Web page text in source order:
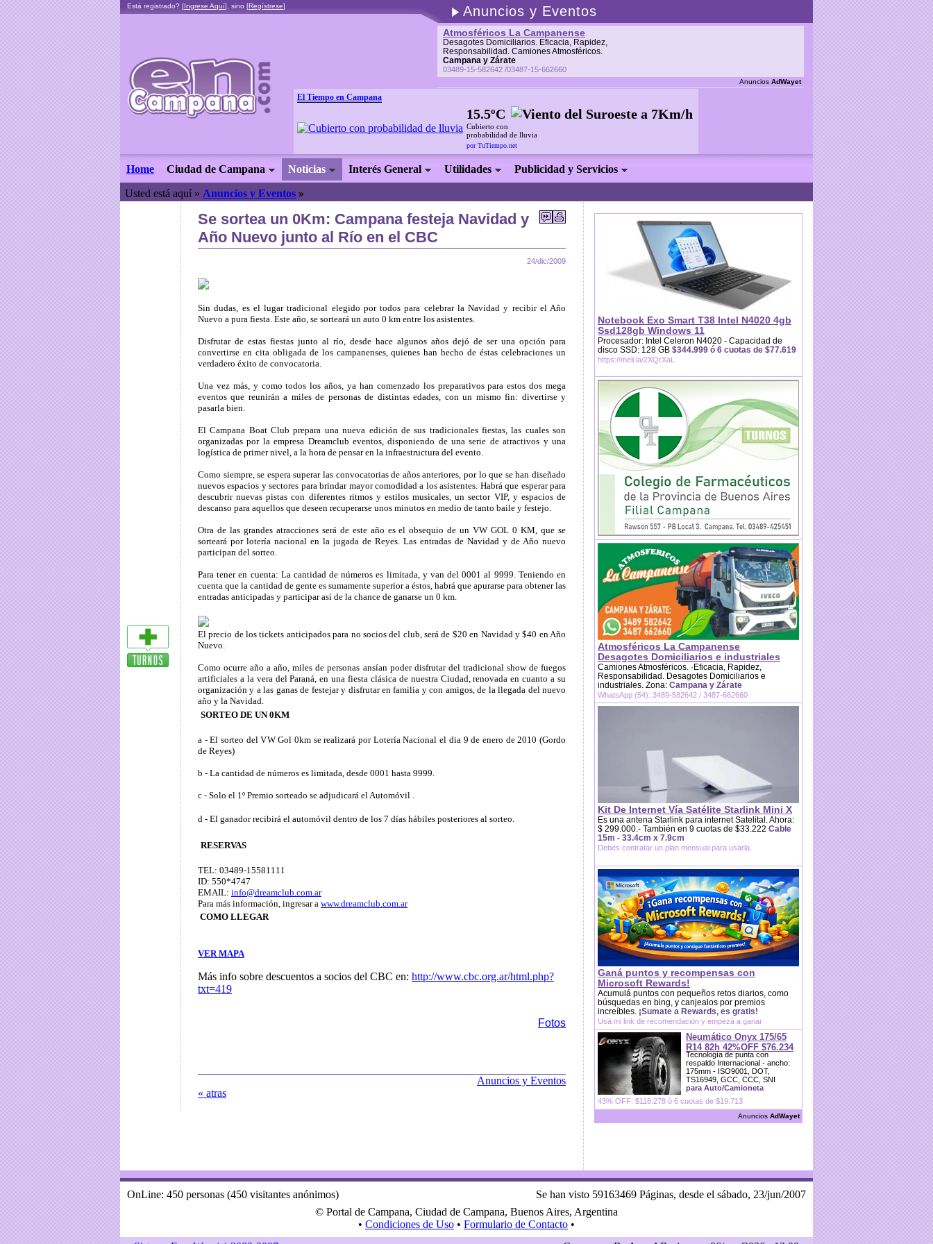
Está registrado? [Ingrese Aquí], sino [Regístrese] Anuncios y Eventos
Atmosféricos La Campanense
Desagotes Domiciliarios. Eficacia, Rapidez,
Responsabilidad. Camiones Atmosféricos.
Campana y Zárate
03489-15-582642 /03487-15-662660
Anuncios AdWayet
El Tiempo en Campana
15.5ºC
Cubierto con
probabilidad de lluvia
por TuTiempo.net
Home Ciudad de Campana Noticias Interés General Utilidades Publicidad y Servicios
Usted está aquí » Anuncios y Eventos »
Se sortea un 0Km: Campana festeja Navidad y
Año Nuevo junto al Río en el CBC
24/dic/2009
Sin dudas, es el lugar tradicional elegido por todos para celebrar la Navidad y recibir el Año
Nuevo a pura fiesta. Este año, se sorteará un auto 0 km entre los asistentes.
Disfrutar de estas fiestas junto al río, desde hace algunos años dejó de ser una opción para
convertirse en cita obligada de los campanenses, quienes han hecho de éstas celebraciones un
verdadero éxito de convocatoria.
Una vez más, y como todos los años, ya han comenzado los preparativos para estos dos mega
eventos que reunirán a miles de personas de distintas edades, con un mismo fin: divertirse y
pasarla bien.
El Campana Boat Club prepara una nueva edición de sus tradicionales fiestas, las cuales son
organizadas por la empresa Dreamclub eventos, disponiendo de una serie de atractivos y una
logística de primer nivel, a la hora de pensar en la infraestructura del evento.
Como siempre, se espera superar las convocatorias de años anteriores, por lo que se han diseñado
nuevos espacios y sectores para brindar mayor comodidad a los asistentes. Habrá que esperar para
descubrir nuevas pistas con diferentes ritmos y estilos musicales, un sector VIP, y espacios de
descanso para aquellos que deseen recuperarse unos minutos en medio de tanto baile y festejo.
Otra de las grandes atracciones será de este año es el obsequio de un VW GOL 0 KM, que se
sorteará por lotería nacional en la jugada de Reyes. Las entradas de Navidad y de Año nuevo
participan del sorteo.
Para tener en cuenta: La cantidad de números es limitada, y van del 0001 al 9999. Teniendo en
cuenta que la cantidad de gente es sumamente superior a éstos, habrá que apurarse para obtener las
entradas anticipadas y participar así de la chance de ganarse un 0 km.
El precio de los tickets anticipados para no socios del club, será de $20 en Navidad y $40 en Año
Nuevo.
Como ocurre año a año, miles de personas ansían poder disfrutar del tradicional show de fuegos
artificiales a la vera del Paraná, en una fiesta clásica de nuestra Ciudad, renovada en cuanto a su
organización y a las ganas de festejar y disfrutar en familia y con amigos, de la llegada del nuevo
año y la Navidad.
SORTEO DE UN 0KM
a - El sorteo del VW Gol 0km se realizará por Lotería Nacional el dia 9 de enero de 2010 (Gordo
de Reyes)
b - La cantidad de números es limitada, desde 0001 hasta 9999.
c - Solo el 1º Premio sorteado se adjudicará el Automóvil .
d - El ganador recibirá el automóvil dentro de los 7 días hábiles posteriores al sorteo.
RESERVAS
TEL: 03489-15581111
ID: 550*4747
EMAIL: info@dreamclub.com.ar
Para más información, ingresar a www.dreamclub.com.ar
COMO LLEGAR
VER MAPA
Más info sobre descuentos a socios del CBC en: http://www.cbc.org.ar/html.php?
txt=419
Fotos
Anuncios y Eventos
« atras
Notebook Exo Smart T38 Intel N4020 4gb
Ssd128gb Windows 11
Procesador: Intel Celeron N4020 - Capacidad de
disco SSD: 128 GB $344.999 ó 6 cuotas de $77.619
https://meli.la/2XQrXaL
Atmosféricos La Campanense
Desagotes Domiciliarios e industriales
Camiones Atmosféricos. ·Eficacia, Rapidez,
Responsabilidad. Desagotes Domiciliarios e
industriales. Zona: Campana y Zárate
WhatsApp (54): 3489-582642 / 3487-662660
Kit De Internet Vía Satélite Starlink Mini X
Es una antena Starlink para internet Satelital. Ahora:
$ 299.000.- También en 9 cuotas de $33.222 Cable
15m - 33.4cm x 7.9cm
Debes contratar un plan mensual para usarla.
Ganá puntos y recompensas con
Microsoft Rewards!
Acumulá puntos con pequeños retos diarios, como
búsquedas en bing, y canjealos por premios
increíbles. ¡Sumate a Rewards, es gratis!
Usá mi link de recomendación y empezá a ganar
Neumático Onyx 175/65
R14 82h 42%OFF $76.234
Tecnología de punta con
respaldo Internacional - ancho:
175mm - ISO9001, DOT,
TS16949, GCC, CCC, SNI
para Auto/Camioneta
43% OFF: $118.278 ó 6 cuotas de $19.713
Anuncios AdWayet
Se han visto 59163469 Páginas, desde el sábado, 23/jun/2007
OnLine: 450 personas (450 visitantes anónimos)
© Portal de Campana, Ciudad de Campana, Buenos Aires, Argentina
• Condiciones de Uso • Formulario de Contacto •